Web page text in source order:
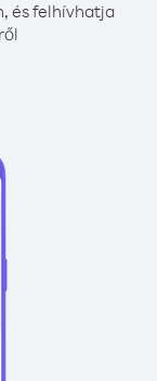
és felhívhatja